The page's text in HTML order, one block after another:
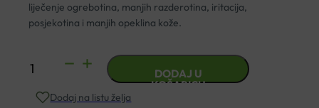
liječenje ogrebotina, manjih razderotina, iritacija,
posjekotina i manjih opeklina kože.
EFFIGERM
WASH
DODAJ U
KOŠARICU
Dodaj na listu želja